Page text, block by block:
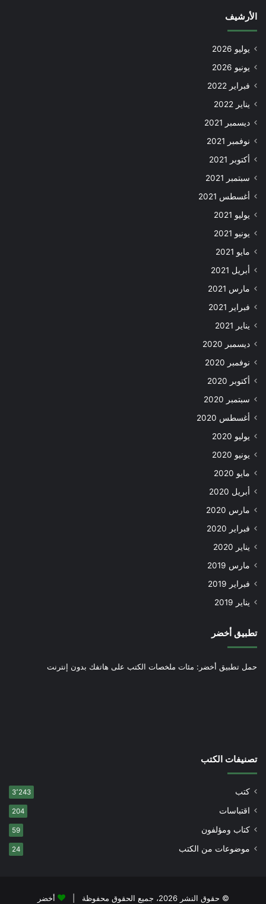
الأرشيف
يوليو 2026
يونيو 2026
فبراير 2022
يناير 2022
ديسمبر 2021
نوفمبر 2021
أكتوبر 2021
سبتمبر 2021
أغسطس 2021
يوليو 2021
يونيو 2021
مايو 2021
أبريل 2021
مارس 2021
فبراير 2021
يناير 2021
ديسمبر 2020
نوفمبر 2020
أكتوبر 2020
سبتمبر 2020
أغسطس 2020
يوليو 2020
يونيو 2020
مايو 2020
أبريل 2020
مارس 2020
فبراير 2020
يناير 2020
مارس 2019
فبراير 2019
يناير 2019
تطبيق أخضر
حمل تطبيق أخضر: مئات ملخصات الكتب على هاتفك بدون إنترنت
تصنيفات الكتب
كتب 3٬243
اقتباسات 204
كتاب ومؤلفون 59
موضوعات من الكتب 24
© حقوق النشر 2026، جميع الحقوق محفوظة | أخضر